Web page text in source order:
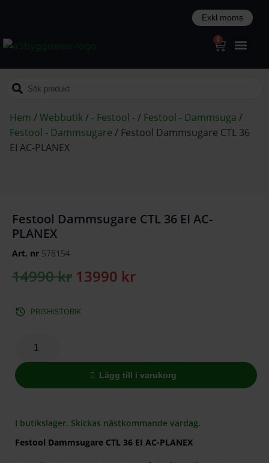
0
Hem /Webbutik/ - Festool -/ Festool - Dammsuga /
Festool - Dammsugare / Festool Dammsugare CTL 36
EI AC-PLANEX
Festool Dammsugare CTL 36 EI AC-
PLANEX
Art. nr 578154
14990kr 13990 kr
PRISHISTORIK
Lägg till i varukorg
I butikslager. Skickas nästkommande vardag.
Festool Dammsugare CTL 36 EI AC-PLANEX